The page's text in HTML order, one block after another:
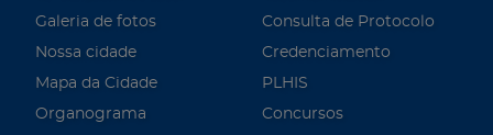
Galeria de fotos
Nossa cidade
Mapa da Cidade
Organograma
Consulta de Protocolo
Credenciamento
PLHIS
Concursos